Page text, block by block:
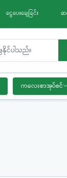
ငွေပေးချေခြင်း ဆ
ကလေးစာအုပ်စင်